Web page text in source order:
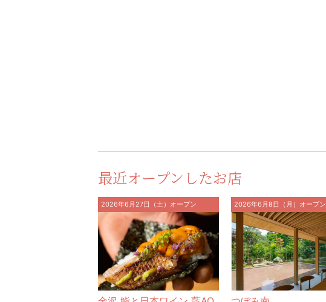
最近オープンしたお店
2026年6月27日（土）オープン 2026年6月8日（月）オープン